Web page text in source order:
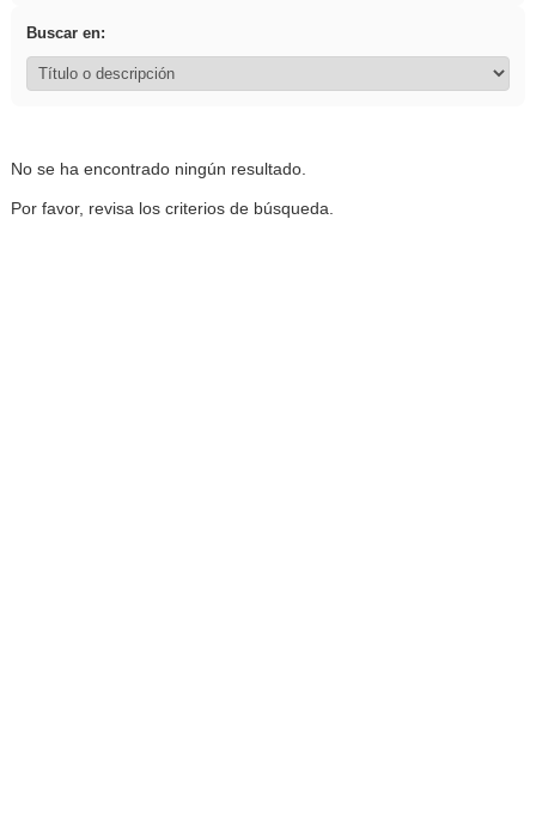
Buscar en:
No se ha encontrado ningún resultado.
Por favor, revisa los criterios de búsqueda.